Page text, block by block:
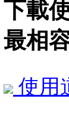
下載
最相
使用